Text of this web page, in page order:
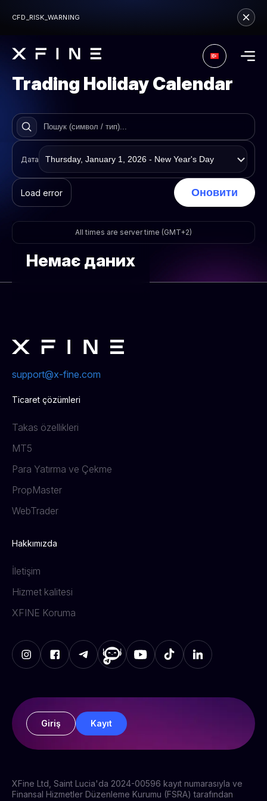
CFD_RISK_WARNING
Trading Holiday Calendar
Дата
Load error Оновити
Немає даних
All times are server time (GMT+2)
support@x-fine.com
Ticaret çözümleri
Takas özellikleri
MT5
Para Yatırma ve Çekme
PropMaster
WebTrader
Hakkımızda
İletişim
Hizmet kalitesi
XFINE Koruma
Giriş Kayıt
XFine Ltd, Saint Lucia'da 2024-00596 kayıt numarasıyla ve
Finansal Hizmetler Düzenleme Kurumu (FSRA) tarafından